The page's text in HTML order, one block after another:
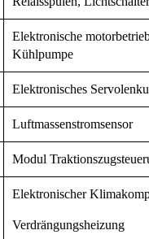
Elektronische
Kühlpumpe
Elektronisches
Luftmassenstromsensor
Modul
Elektronischer
Verdrängungsheizung